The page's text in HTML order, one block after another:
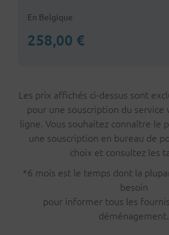
En Belgique
258,00 €
Les prix affichés ci-dessus sont
pour une souscription du service
ligne. Vous souhaitez connaître le
une souscription en bureau de
choix et consultez les
*6 mois est le temps dont la
besoin
pour informer tous les
déménagement.